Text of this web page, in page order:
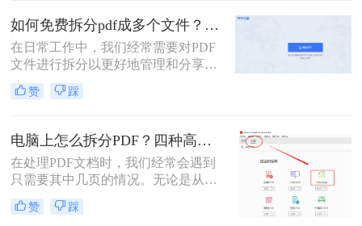
成多个PDF文件的实用方法。
如何免费拆分pdf成多个文件？这三种方法很好用！
在日常工作中，我们经常需要对PDF
文件进行拆分以更好地管理和分享文
档。对于那些希望免费完成这项任务
的用户来说，有多种选择可以实现这
文件呢？本文将介绍三种无需付费即
可使用的PDF拆分方法。
赞 踩
电脑上怎么拆分PDF？四种高效方法详解！
在处理PDF文档时，我们经常会遇到
只需要其中几页的情况。无论是从一
份庞大的报告中提取关键章节，还是
将扫描合并的发票重新分开，“拆分
赞 踩